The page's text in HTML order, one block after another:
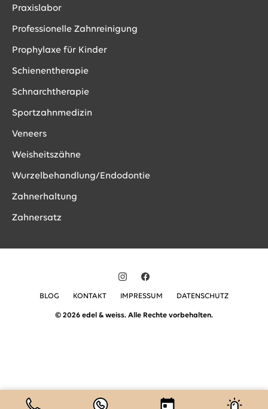
Praxislabor
Professionelle Zahnreinigung
Prophylaxe für Kinder
Schienentherapie
Schnarchtherapie
Sportzahnmedizin
Veneers
Weisheitszähne
Wurzelbehandlung/Endodontie
Zahnerhaltung
Zahnersatz
BLOG KONTAKT IMPRESSUM DATENSCHUTZ
© 2026 edel & weiss. Alle Rechte vorbehalten.